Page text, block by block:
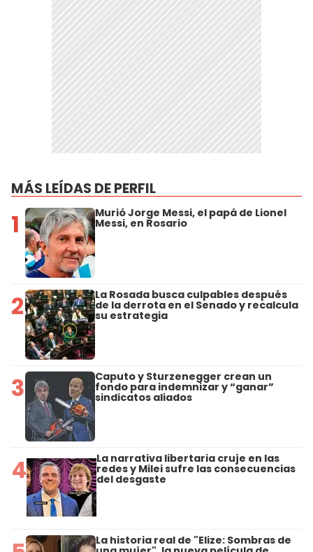
MÁS LEÍDAS DE PERFIL
1 Murió Jorge Messi, el papá de Lionel
Messi, en Rosario
2 La Rosada busca culpables después
de la derrota en el Senado y recalcula
su estrategia
3 Caputo y Sturzenegger crean un
fondo para indemnizar y “ganar”
sindicatos aliados
4 La narrativa libertaria cruje en las
redes y Milei sufre las consecuencias
del desgaste
La historia real de "Elize: Sombras de